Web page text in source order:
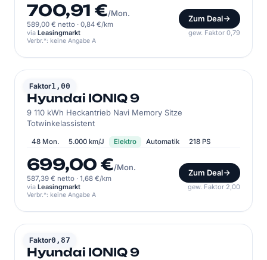
700,91 €/Mon.
589,00 € netto · 0,84 €/km
Zum Deal
via Leasingmarkt gew. Faktor 0,79
Verbr.*: keine Angabe A
Faktor1,00
HYUNDAI
Hyundai IONIQ 9
9 110 kWh Heckantrieb Navi Memory Sitze
Totwinkelassistent
48 Mon. 5.000 km/J Elektro Automatik 218 PS
699,00 €/Mon.
587,39 € netto · 1,68 €/km
Zum Deal
via Leasingmarkt gew. Faktor 2,00
Verbr.*: keine Angabe A
Faktor0,87
HYUNDAI
Hyundai IONIQ 9